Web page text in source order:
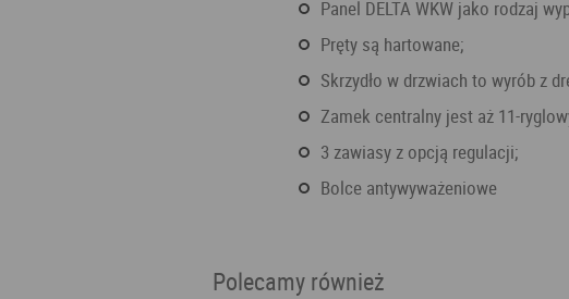
panel DELTA WKW jako rodzaj
pręty są hartowane;
skrzydło w drzwiach to wyrób z
Zamek centralny jest aż 11-
3 zawiasy z opcją regulacji;
bolce antywyważeniowe
Polecamy również